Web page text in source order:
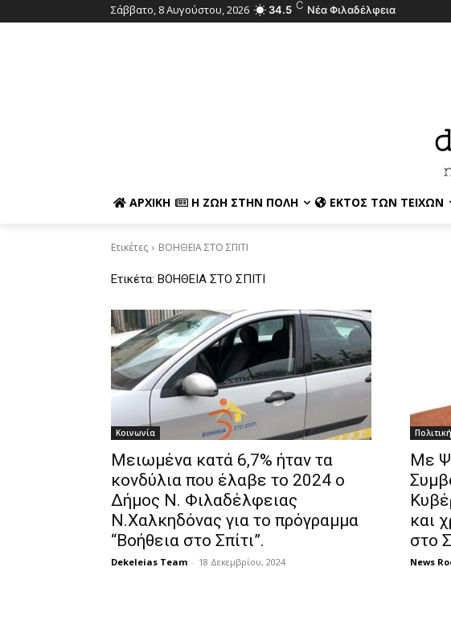
Σάββατο, 8 Αυγούστου, 2026 34.5 C Νέα Φιλαδέλφεια
ΑΡΧΙΚΉ Η ΖΩΉ ΣΤΗΝ ΠΌΛΗ ΕΚΤΌΣ ΤΩΝ ΤΕΙΧΏΝ
Ετικέτες ΒΟΗΘΕΙΑ ΣΤΟ ΣΠΙΤΙ
Ετικέτα: ΒΟΗΘΕΙΑ ΣΤΟ ΣΠΙΤΙ
Κοινωνία
Μειωμένα κατά 6,7% ήταν τα
κονδύλια που έλαβε το 2024 ο
Δήμος Ν. Φιλαδέλφειας
Ν.Χαλκηδόνας για το πρόγραμμα
“Βοήθεια στο Σπίτι”.
Dekeleias Team - 18 Δεκεμβρίου, 2024
Πολιτική
Με
και
στο
News